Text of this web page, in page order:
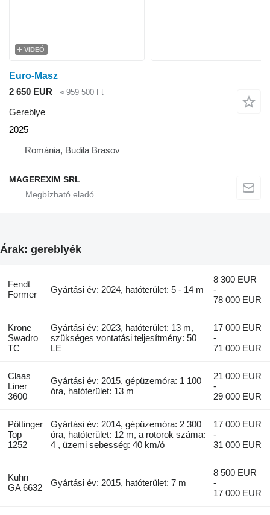
VIDEÓ
Euro-Masz
2 650 EUR
≈ 959 500 Ft
Gereblye
2025
Románia, Budila Brasov
MAGEREXIM SRL
Árak: gereblyék
Fendt
Former
Gyártási év: 2024, hatóterület: 5 - 14 m
8 300 EUR
-
78 000 EUR
Krone
Swadro
TC
Gyártási év: 2023, hatóterület: 13 m,
szükséges vontatási teljesítmény: 50
LE
17 000 EUR
-
71 000 EUR
Claas
Liner
3600
Gyártási év: 2015, gépüzemóra: 1 100
óra, hatóterület: 13 m
21 000 EUR
-
29 000 EUR
Pöttinger
Top
1252
Gyártási év: 2014, gépüzemóra: 2 300
óra, hatóterület: 12 m, a rotorok száma:
4 , üzemi sebesség: 40 km/ó
17 000 EUR
-
31 000 EUR
Kuhn
GA 6632
Gyártási év: 2015, hatóterület: 7 m
8 500 EUR
-
17 000 EUR